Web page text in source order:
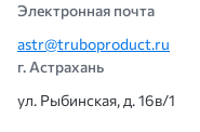
Электронная почта
astr@truboproduct.ru
г. Астрахань
ул. Рыбинская, д. 16в/1